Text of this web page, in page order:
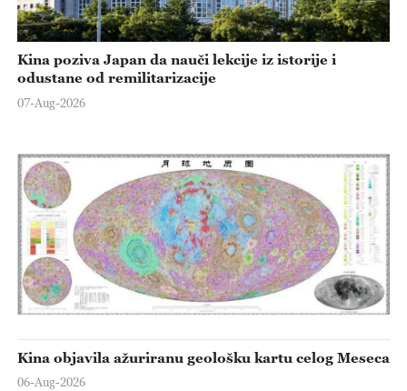
Kina poziva Japan da nauči lekcije iz istorije i
odustane od remilitarizacije
07-Aug-2026
Kina objavila ažuriranu geološku kartu celog Meseca
06-Aug-2026